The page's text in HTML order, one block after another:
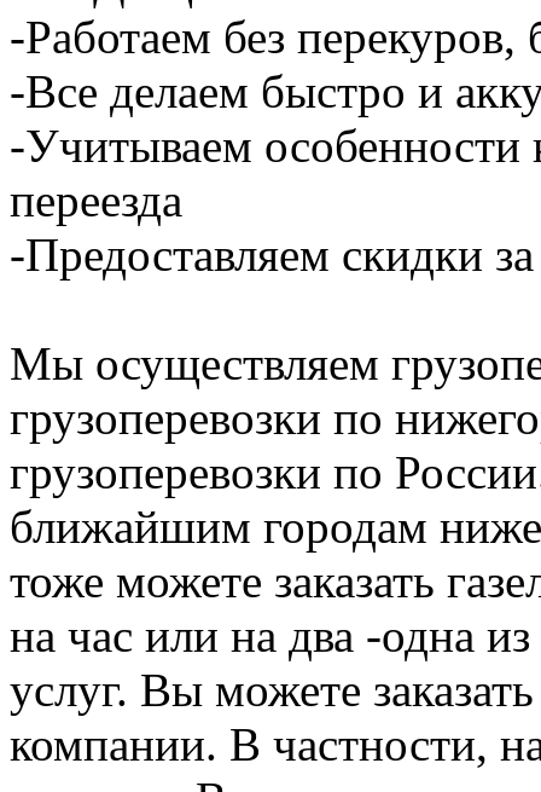
-Работаем без
-Все делаем быстро и
-Учитываем особенности
переезда
-Предоставляем скидки
Мы осуществляем
грузоперевозки по
грузоперевозки по
ближайшим городам
тоже можете заказать
на час или на два -одна
услуг. Вы можете
компании. В частности,